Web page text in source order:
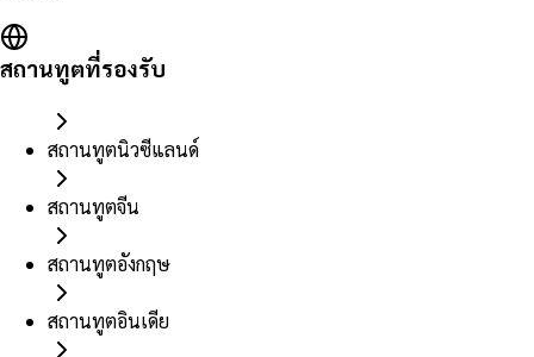
สถานทูตที่รองรับ
สถานทูตนิวซีแลนด์
สถานทูตจีน
สถานทูตอังกฤษ
สถานทูตอินเดีย